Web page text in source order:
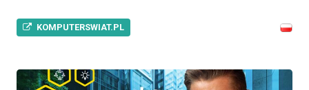
KOMPUTERSWIAT.PL